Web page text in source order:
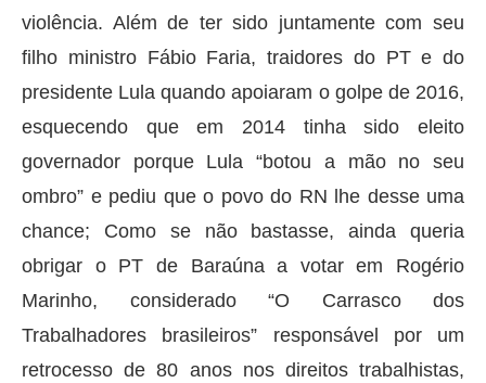
violência. Além de ter sido juntamente com seu
filho ministro Fábio Faria, traidores do PT e do
presidente Lula quando apoiaram o golpe de 2016,
esquecendo que em 2014 tinha sido eleito
governador porque Lula “botou a mão no seu
ombro” e pediu que o povo do RN lhe desse uma
chance; Como se não bastasse, ainda queria
obrigar o PT de Baraúna a votar em Rogério
Marinho, considerado “O Carrasco dos
Trabalhadores brasileiros” responsável por um
retrocesso de 80 anos nos direitos trabalhistas,